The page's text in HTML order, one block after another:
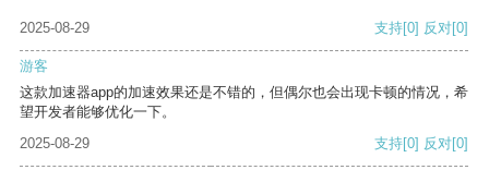
2025-08-29 支持[0] 反对[0]
游客
这款加速器app的加速效果还是不错的，但偶尔也会出现卡顿的情况，希
望开发者能够优化一下。
2025-08-29
支持[0] 反对[0]